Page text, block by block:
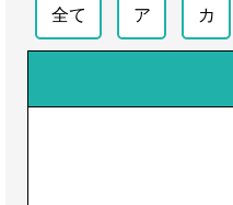
全て ア カ